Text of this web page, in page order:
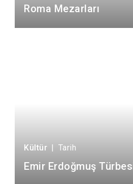
Roma Mezarları
Kültür | Tarih
Emir Erdoğmuş